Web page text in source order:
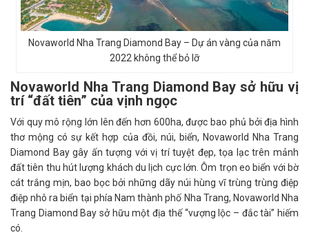
Novaworld Nha Trang Diamond Bay – Dự án vàng của năm
2022 không thể bỏ lỡ
Novaworld Nha Trang Diamond Bay sở hữu vị
trí “đất tiên” của vịnh ngọc
Với quy mô rộng lớn lên đến hơn 600ha, được bao phủ bởi địa hình
thơ mộng có sự kết hợp của đồi, núi, biển, Novaworld Nha Trang
Diamond Bay gây ấn tượng với vị trí tuyệt đẹp, tọa lạc trên mảnh
đất tiên thu hút lượng khách du lịch cực lớn. Ôm trọn eo biển với bờ
cát trắng mịn, bao bọc bởi những dãy núi hùng vĩ trùng trùng điệp
điệp nhô ra biển tại phía Nam thành phố Nha Trang, Novaworld Nha
Trang Diamond Bay sở hữu một địa thế “vượng lộc – đắc tài” hiếm
có.